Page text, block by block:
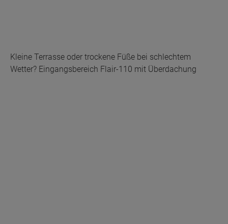
Kleine Terrasse oder trockene Füße bei schlechtem
Wetter? Eingangsbereich Flair-110 mit Überdachung